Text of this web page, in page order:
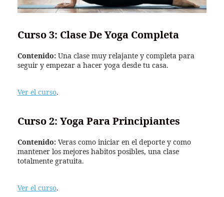
Curso 3: Clase De Yoga Completa
Contenido: Una clase muy relajante y completa para
seguir y empezar a hacer yoga desde tu casa.
Ver el curso.
Curso 2: Yoga Para Principiantes
Contenido: Veras como iniciar en el deporte y como
mantener los mejores habitos posibles, una clase
totalmente gratuita.
Ver el curso.